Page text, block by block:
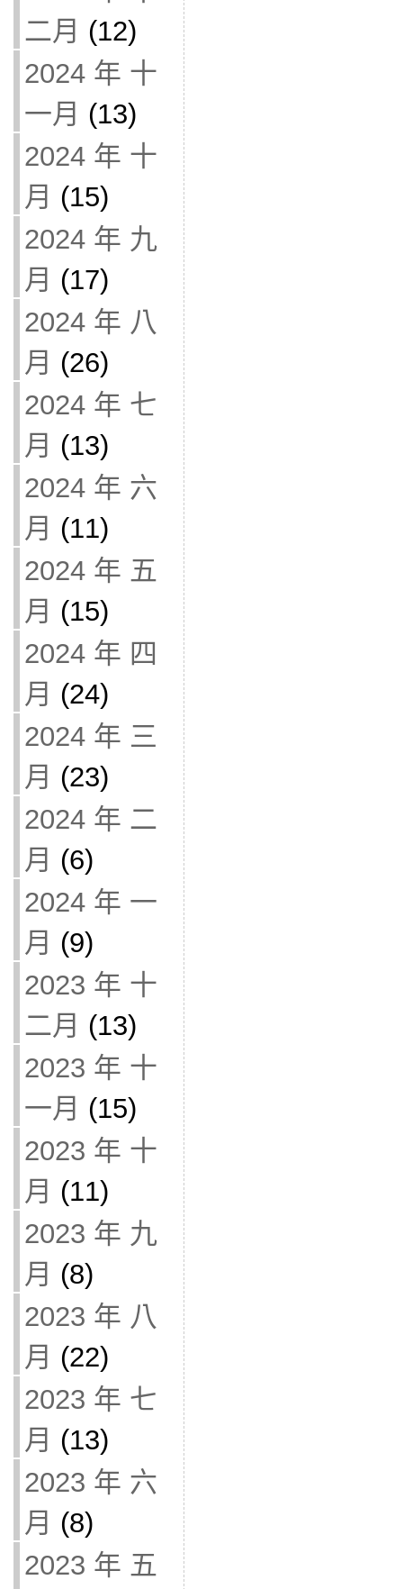
二月 (12)
2024 年 十
一月 (13)
2024 年 十
月 (15)
2024 年 九
月 (17)
2024 年 八
月 (26)
2024 年 七
月 (13)
2024 年 六
月 (11)
2024 年 五
月 (15)
2024 年 四
月 (24)
2024 年 三
月 (23)
2024 年 二
月 (6)
2024 年 一
月 (9)
2023 年 十
二月 (13)
2023 年 十
一月 (15)
2023 年 十
月 (11)
2023 年 九
月 (8)
2023 年 八
月 (22)
2023 年 七
月 (13)
2023 年 六
月 (8)
2023 年 五